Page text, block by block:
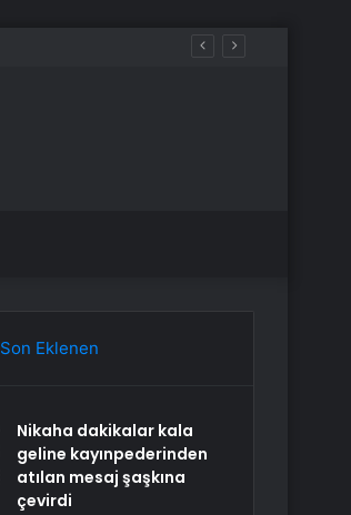
Son Eklenen
Nikaha dakikalar kala
geline kayınpederinden
atılan mesaj şaşkına
çevirdi